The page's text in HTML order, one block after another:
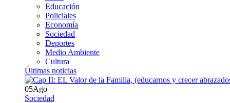
Educación
Policiales
Economía
Sociedad
Deportes
Medio Ambiente
Cultura
Últimas noticias
05Ago
Sociedad